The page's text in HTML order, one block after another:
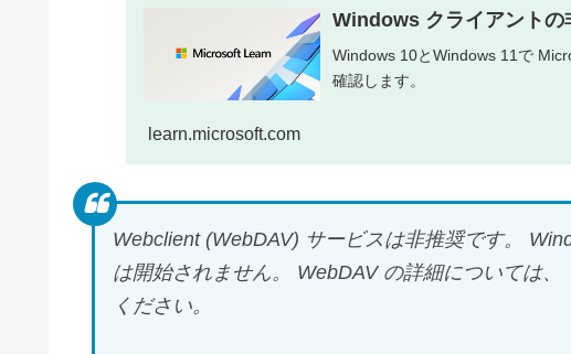
Windows クライアントの
Windows 10とWindows 11で
確認します。
learn.microsoft.com
Webclient (WebDAV) サービスは非推奨です。
は開始されません。 WebDAV の詳細については、
ください。